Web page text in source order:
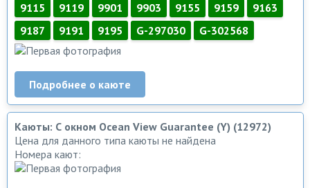
9115
9119 9901 9903 9155 9159
9163
9187
9191 9195 G-297030 G-302568
Подробнее о каюте
Каюты: С окном Ocean View Guarantee (Y) (12972)
Цена для данного типа каюты не найдена
Номера кают: